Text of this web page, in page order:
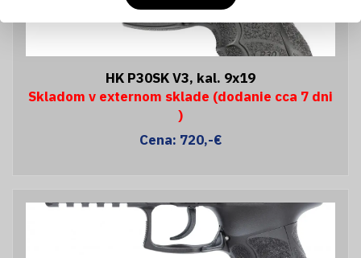
HK P30SK V3, kal. 9x19
Skladom v externom sklade (dodanie cca 7 dni
)
Cena: 720,-€